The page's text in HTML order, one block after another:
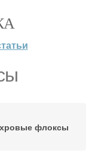
флоксы